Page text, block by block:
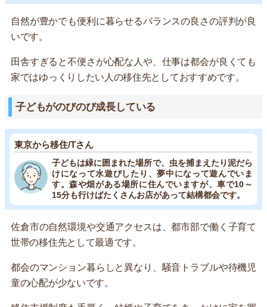
自然が豊かでも便利に暮らせるバランスの良さの評判が良
いです。
田舎すぎると不便さが心配な人や、仕事は都会が良くても
家ではゆっくりしたい人の移住先としておすすめです。
子どもがのびのび成長している
東京から移住/Tさん
子どもは緑に囲まれた場所で、虫を捕まえたり泥だら
けになって水遊びしたり、夢中になって遊んでいま
す。森や畑がある場所に住んでいますが、車で10～
15分も行けばたくさんお店があって結構都会です。
佐倉市の自然環境や交通アクセスは、都市部で働く子育て
世帯の移住先として最適です。
都会のマンション暮らしと異なり、騒音トラブルや待機児
童の心配が少ないです。